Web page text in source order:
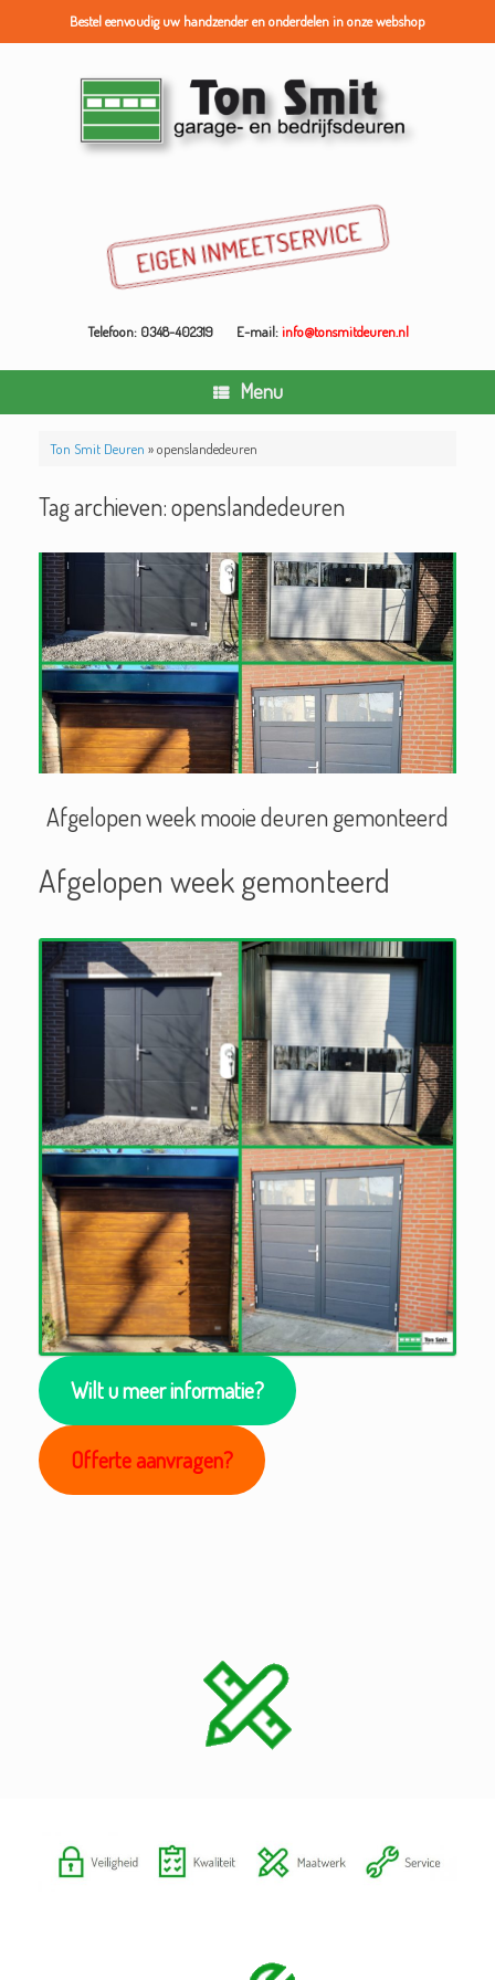
Bestel eenvoudig uw handzender en onderdelen in onze webshop
Telefoon: 0348-402319 E-mail:info@tonsmitdeuren.nl
Menu
Ton Smit Deuren »openslandedeuren
Tag archieven:openslandedeuren
Afgelopen week mooie deuren gemonteerd
Afgelopen week gemonteerd
Wilt u meer informatie?
Offerte aanvragen?